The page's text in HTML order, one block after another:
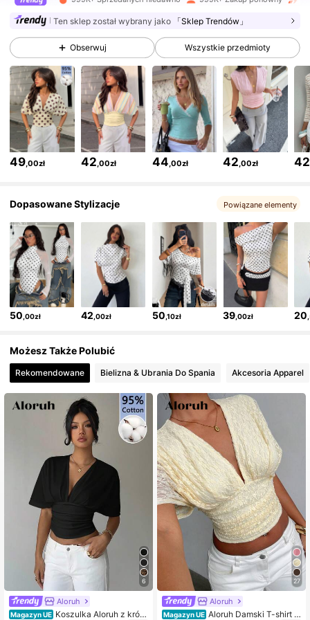
4,77 2.6M Obserwujący
4,77 2.6M Obserwujący
4,77 2.6M Obserwujący
4,77 2.6M Obserwujący
4,77 2.6M Obserwujący
4,77 2.6M Obserwujący
2.6M Obserwujący
4,77 2.6M Obserwujący
Ten sklep został wybrany jako 「Sklep Trendów」
Obserwuj Wszystkie przedmioty
49,00zł 42,00zł 44,00zł 42,00zł 42
Dopasowane Stylizacje Powiązane elementy
50 ,00zł 42 ,00zł 50 ,10zł 39 ,00zł 20
Możesz Także Polubić
Rekomendowane Bielizna & Ubrania Do Spania Akcesoria Apparel
6
Aloruh
Magazyn UE Koszulka Aloruh z krótk
27
Aloruh
Magazyn UE Aloruh Damski T-shirt w